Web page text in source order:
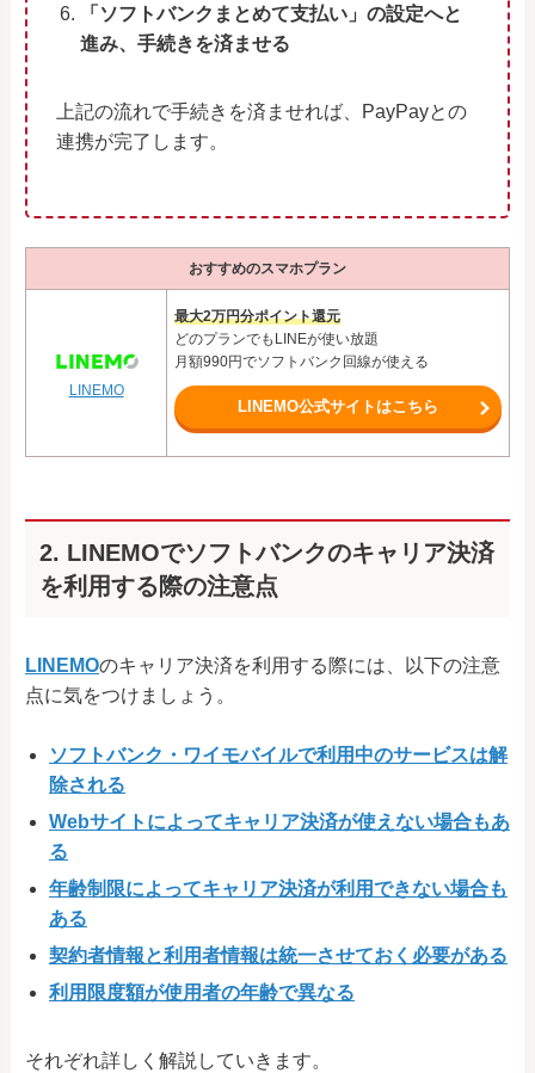
「ソフトバンクまとめて支払い」の設定へと
進み、手続きを済ませる
上記の流れで手続きを済ませれば、PayPayとの
連携が完了します。
おすすめのスマホプラン
LINEMO
最大2万円分ポイント還元
どのプランでもLINEが使い放題
月額990円でソフトバンク回線が使える
LINEMO公式サイトはこちら
2. LINEMOでソフトバンクのキャリア決済
を利用する際の注意点
LINEMOのキャリア決済を利用する際には、以下の注意
点に気をつけましょう。
ソフトバンク・ワイモバイルで利用中のサービスは解
除される
Webサイトによってキャリア決済が使えない場合もあ
る
年齢制限によってキャリア決済が利用できない場合も
ある
契約者情報と利用者情報は統一させておく必要がある
利用限度額が使用者の年齢で異なる
それぞれ詳しく解説していきます。